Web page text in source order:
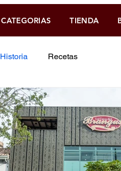
CATEGORIAS TIENDA
Historia Recetas